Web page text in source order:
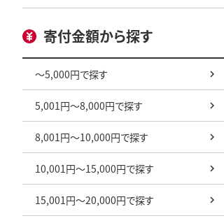
寄付金額から探す
～5,000円で探す
5,001円～8,000円で探す
8,001円～10,000円で探す
10,001円～15,000円で探す
15,001円～20,000円で探す